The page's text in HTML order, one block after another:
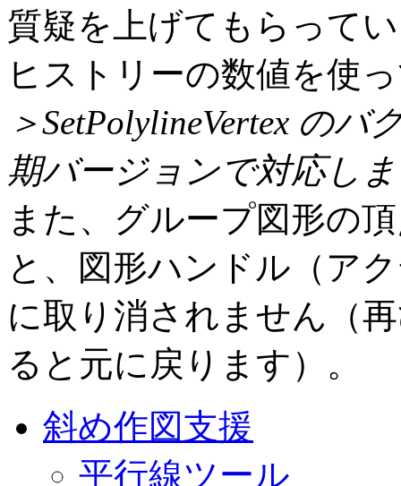
質疑を上げてもらって
ヒストリーの数値を使
＞SetPolylineVertex の
期バージョンで対応し
また、グループ図形の
と、図形ハンドル（ア
に取り消されません（
ると元に戻ります）。
斜め作図支援
平行線ツール